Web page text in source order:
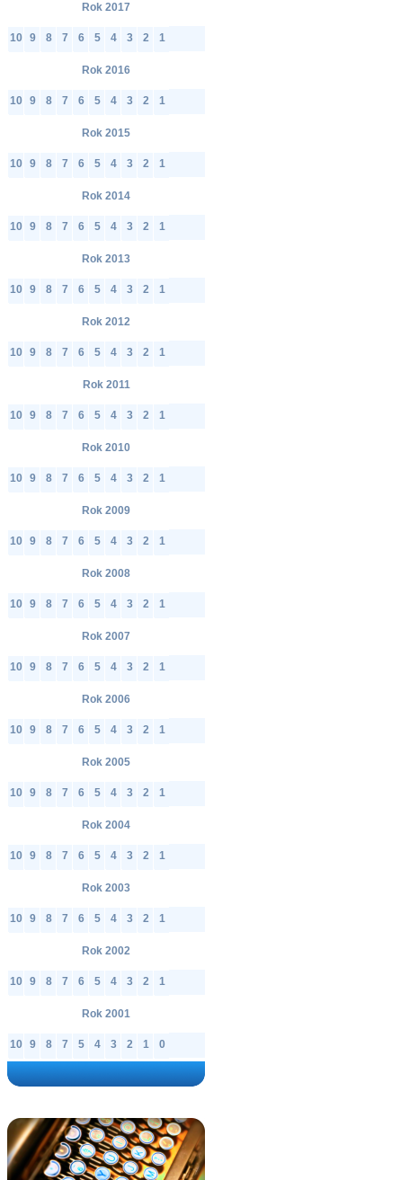
Rok 2017
10 9 8 7 6 5 4 3 2 1
Rok 2016
10 9 8 7 6 5 4 3 2 1
Rok 2015
10 9 8 7 6 5 4 3 2 1
Rok 2014
10 9 8 7 6 5 4 3 2 1
Rok 2013
10 9 8 7 6 5 4 3 2 1
Rok 2012
10 9 8 7 6 5 4 3 2 1
Rok 2011
10 9 8 7 6 5 4 3 2 1
Rok 2010
10 9 8 7 6 5 4 3 2 1
Rok 2009
10 9 8 7 6 5 4 3 2 1
Rok 2008
10 9 8 7 6 5 4 3 2 1
Rok 2007
10 9 8 7 6 5 4 3 2 1
Rok 2006
10 9 8 7 6 5 4 3 2 1
Rok 2005
10 9 8 7 6 5 4 3 2 1
Rok 2004
10 9 8 7 6 5 4 3 2 1
Rok 2003
10 9 8 7 6 5 4 3 2 1
Rok 2002
10 9 8 7 6 5 4 3 2 1
Rok 2001
10 9 8 7 5 4 3 2 1 0